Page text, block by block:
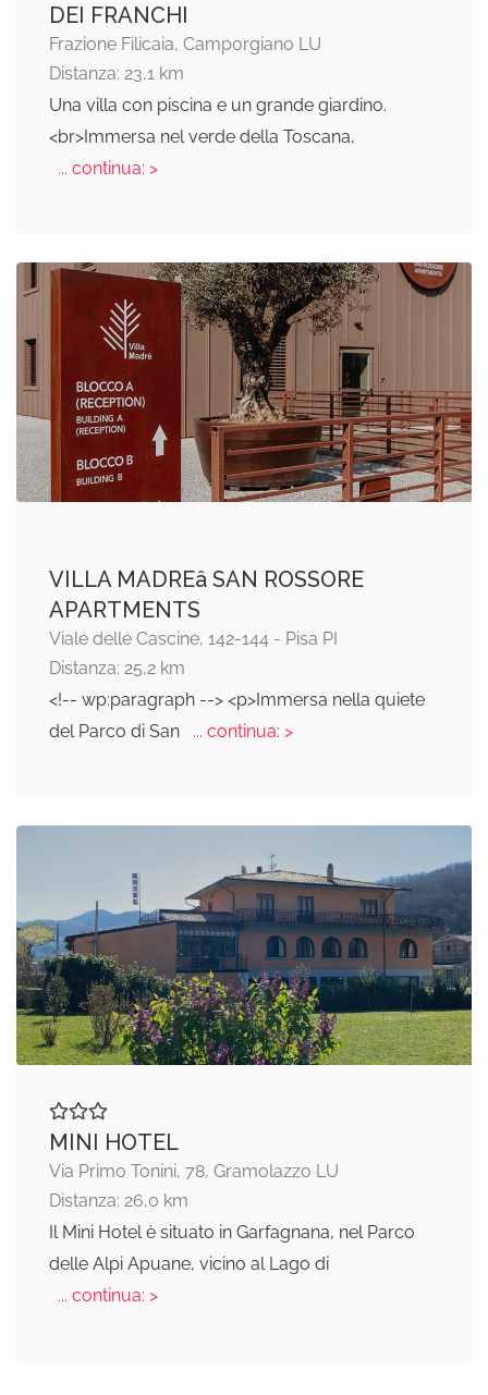
DEI FRANCHI
Frazione Filicaia, Camporgiano LU
Distanza: 23,1 km
Una villa con piscina e un grande giardino.
<br>Immersa nel verde della Toscana,
... continua: >
VILLA MADREâ SAN ROSSORE
APARTMENTS
Viale delle Cascine, 142-144 - Pisa PI
Distanza: 25,2 km
<!-- wp:paragraph --> <p>Immersa nella quiete
del Parco di San
... continua: >
MINI HOTEL
Via Primo Tonini, 78, Gramolazzo LU
Distanza: 26,0 km
Il Mini Hotel è situato in Garfagnana, nel Parco
delle Alpi Apuane, vicino al Lago di
... continua: >